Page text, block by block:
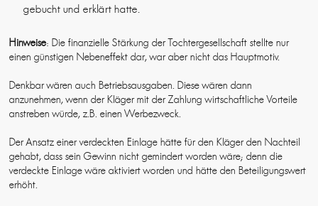
gebucht und erklärt hatte.
Hinweise: Die finanzielle Stärkung der Tochtergesellschaft stellte nur
einen günstigen Nebeneffekt dar, war aber nicht das Hauptmotiv.
Denkbar wären auch Betriebsausgaben. Diese wären dann
anzunehmen, wenn der Kläger mit der Zahlung wirtschaftliche Vorteile
anstreben würde, z.B. einen Werbezweck.
Der Ansatz einer verdeckten Einlage hätte für den Kläger den Nachteil
gehabt, dass sein Gewinn nicht gemindert worden wäre; denn die
verdeckte Einlage wäre aktiviert worden und hätte den Beteiligungswert
erhöht.